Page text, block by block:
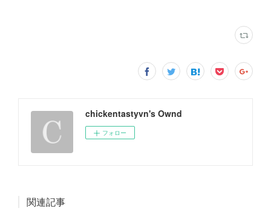
chickentastyvn's Ownd
フォロー
関連記事